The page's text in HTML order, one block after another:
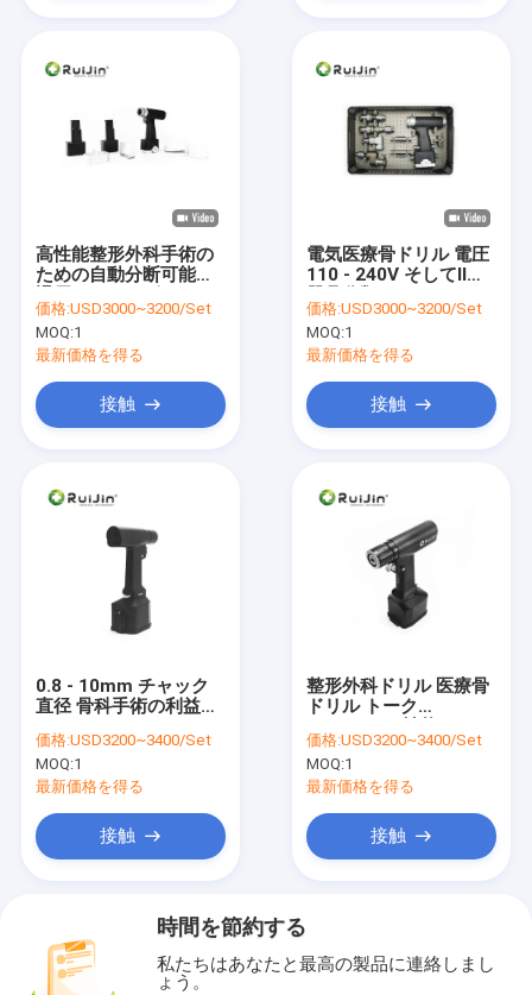
高性能整形外科手術の
ための自動分断可能な
価格:USD3000~3200/Set
MOQ:1
最新価格を得る
接触
電気医療骨ドリル 電圧
110 - 240V そしてII級
価格:USD3000~3200/Set
MOQ:1
最新価格を得る
接触
0.8 - 10mm チャック
直径 骨科手術の利益の
ビット
価格:USD3200~3400/Set
MOQ:1
最新価格を得る
接触
整形外科ドリル 医療骨
ドリル トーク
価格:USD3200~3400/Set
MOQ:1
最新価格を得る
接触
時間を節約する
私たちはあなたと最高の製品に連絡しまし
ょう。